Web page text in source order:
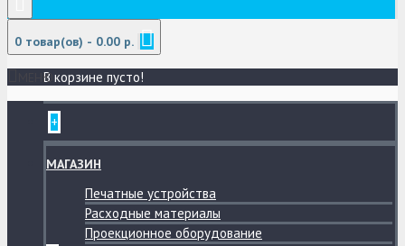
0 товар(ов) - 0.00 р.
В корзине пусто!
МЕНЮ
+
МАГАЗИН
Печатные устройства
Расходные материалы
Проекционное оборудование